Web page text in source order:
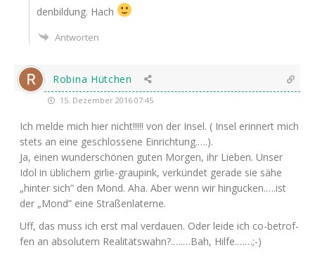
denbil­dung. Hach
Antworten
Robina Hütchen
15. Dezember 2016 07:45
Ich mel­de mich hier nicht!!!!! von der Insel. ( Insel erin­nert mich
stets an eine geschlos­se­ne Einrichtung.….).
Ja, einen wun­der­schö­nen guten Mor­gen, ihr Lie­ben. Unser
Idol in übli­chem gir­lie-grau­pink, ver­kün­det gera­de sie sähe
„hin­ter sich” den Mond. Aha. Aber wenn wir hingucken.….ist
der „Mond” eine Straßenlaterne.
Uff, das muss ich erst mal ver­dau­en. Oder lei­de ich co-betrof­
fen an abso­lu­tem Realitätswahn?.….…Bah, Hilfe.……;-)